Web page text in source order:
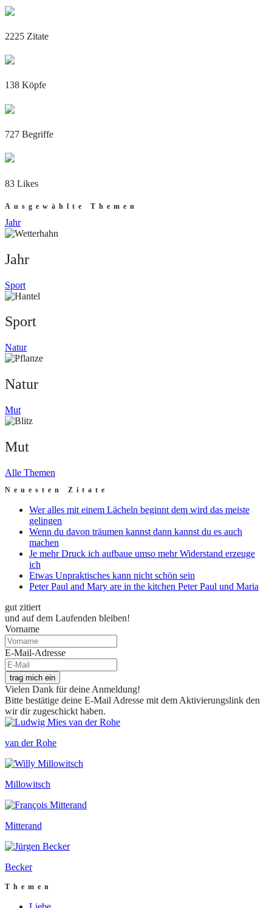
2225 Zitate
138 Köpfe
727 Begriffe
83 Likes
Ausgewählte Themen
Jahr
Jahr
Sport
Sport
Natur
Natur
Mut
Mut
Alle Themen
Neuesten Zitate
Wer alles mit einem Lächeln beginnt dem wird das meiste
gelingen
Wenn du davon träumen kannst dann kannst du es auch
machen
Je mehr Druck ich aufbaue umso mehr Widerstand erzeuge
ich
Etwas Unpraktisches kann nicht schön sein
Peter Paul and Mary are in the kitchen Peter Paul und Maria
gut zitiert
und auf dem Laufenden bleiben!
Vorname
E-Mail-Adresse
trag mich ein
Vielen Dank für deine Anmeldung!
Bitte bestätige deine E-Mail Adresse mit dem Aktivierungslink den
wir dir zugeschickt haben.
van der Rohe
Millowitsch
Mitterand
Becker
Themen